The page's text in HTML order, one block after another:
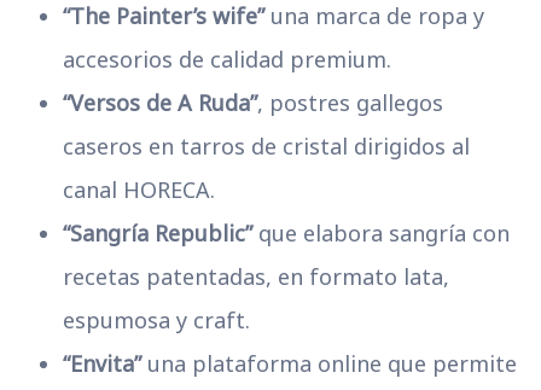
“The Painter’s wife”una marca de ropa y
accesorios de calidad premium.
“Versos de A Ruda”, postres gallegos
caseros en tarros de cristal dirigidos al
canal HORECA.
“Sangría Republic”que elabora sangría con
recetas patentadas, en formato lata,
espumosa y craft.
“Envita”una plataforma online que permite